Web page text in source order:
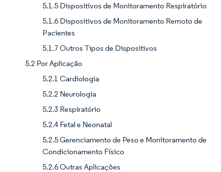
5.1.5 Dispositivos de Monitoramento Respiratório
5.1.6 Dispositivos de Monitoramento Remoto de
Pacientes
5.1.7 Outros Tipos de Dispositivos
5.2 Por Aplicação
5.2.1 Cardiologia
5.2.2 Neurologia
5.2.3 Respiratório
5.2.4 Fetal e Neonatal
5.2.5 Gerenciamento de Peso e Monitoramento de
Condicionamento Físico
5.2.6 Outras Aplicações